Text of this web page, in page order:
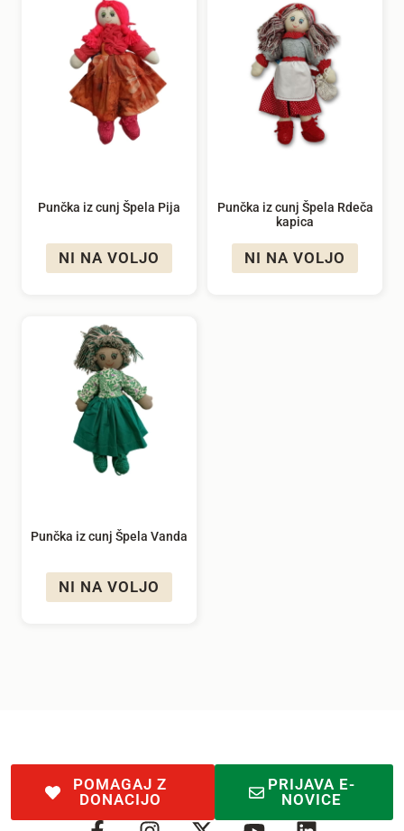
Punčka iz cunj Špela Pija
NI NA VOLJO
Punčka iz cunj Špela Rdeča
kapica
NI NA VOLJO
Punčka iz cunj Špela Vanda
NI NA VOLJO
POMAGAJ Z
DONACIJO
PRIJAVA E-
NOVICE